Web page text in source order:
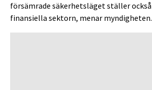
försämrade säkerhetsläget ställer också
finansiella sektorn, menar myndigheten.